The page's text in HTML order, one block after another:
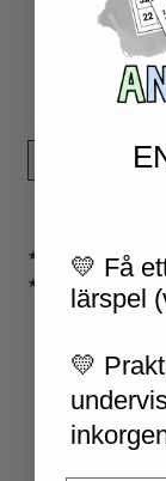
★ TYPSNITT
★ SVENSKA
BOKSTAVSINLÄRNING
NYBÖRJARTRÄNING
SKRIVNING
70
LÄS
💛 Få
lärspel
💛